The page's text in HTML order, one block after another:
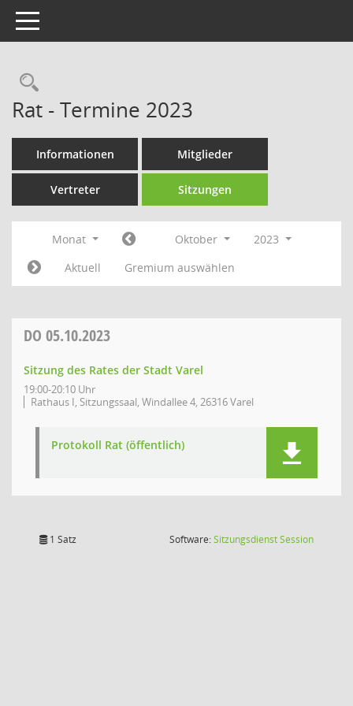
Toggle navigation
Rechercheauswahl
Rat - Termine 2023
Informationen Mitglieder
Vertreter Sitzungen
Monat Oktober
2023
Aktuell
Gremium auswählen
DO 05.10.2023
Sitzung des Rates der Stadt Varel
19:00-20:10 Uhr
Rathaus I, Sitzungssaal, Windallee 4, 26316 Varel
Protokoll Rat (öffentlich)
1 Satz Software:SitzungsdienstSession(Wird in